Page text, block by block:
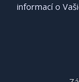
informací o